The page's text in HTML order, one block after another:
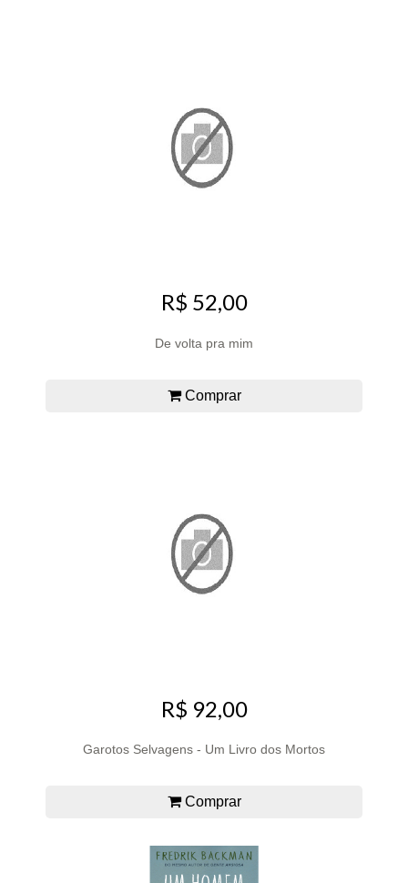
R$ 52,00
De volta pra mim
Comprar
R$ 92,00
Garotos Selvagens - Um Livro dos Mortos
Comprar